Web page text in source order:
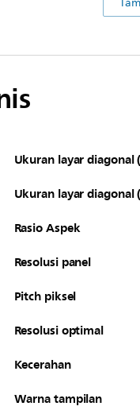
Ukuran layar
Ukuran layar diagonal
Rasio Aspek
Resolusi panel
Pitch piksel
Resolusi optimal
Kecerahan
Warna tampilan